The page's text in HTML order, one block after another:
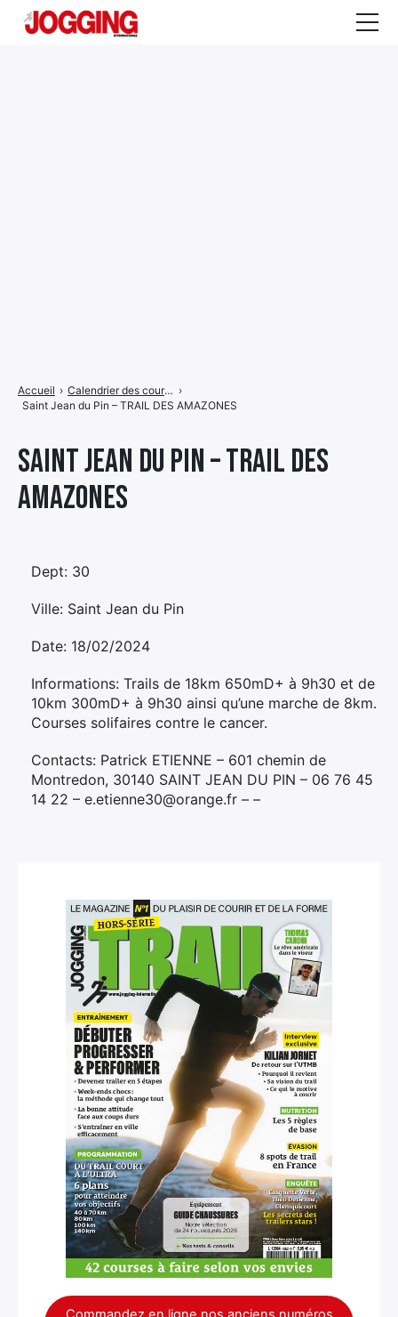
Saint Jean du Pin – TRAIL DES
AMAZONES
Accueil › Calendrier des courses ›
Saint Jean du Pin – TRAIL DES AMAZONES
Dept: 30
Ville: Saint Jean du Pin
Date: 18/02/2024
Informations: Trails de 18km 650mD+ à 9h30 et de
10km 300mD+ à 9h30 ainsi qu’une marche de 8km.
Courses solifaires contre le cancer.
Contacts: Patrick ETIENNE – 601 chemin de
Montredon, 30140 SAINT JEAN DU PIN – 06 76 45
14 22 – e.etienne30@orange.fr – –
de
menu
Élément
Élément
de